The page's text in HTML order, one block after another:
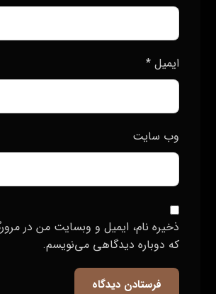
ایمیل*
وب‌ سایت
ذخیره نام، ایمیل و وبسایت من در
که دوباره دیدگاهی می‌نویسم.
فرستادن دیدگاه